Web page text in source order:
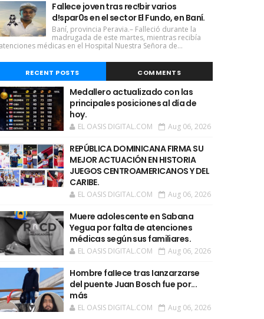
Fallece joven tras rec!bir varios
d!spar0s en el sector El Fundo, en Baní.
Baní, provincia Peravia.– Falleció durante la
madrugada de este martes, mientras recibía
médicas en el Hospital Nuestra Señora de...
RECENT POSTS COMMENTS
Medallero actualizado con las
principales posiciones al día de
hoy.
EL OASIS DIGITAL.COM Aug 06, 2026
REPÚBLICA DOMINICANA FIRMA SU
MEJOR ACTUACIÓN EN HISTORIA
JUEGOS CENTROAMERICANOS Y DEL
CARIBE.
EL OASIS DIGITAL.COM Aug 06, 2026
Muere adolescente en Sabana
Yegua por falta de atenciones
médicas según sus familiares.
EL OASIS DIGITAL.COM Aug 06, 2026
Hombre faIIece tras Ianzarzarse
del puente Juan Bosch fue por...
más
EL OASIS DIGITAL.COM Aug 06, 2026